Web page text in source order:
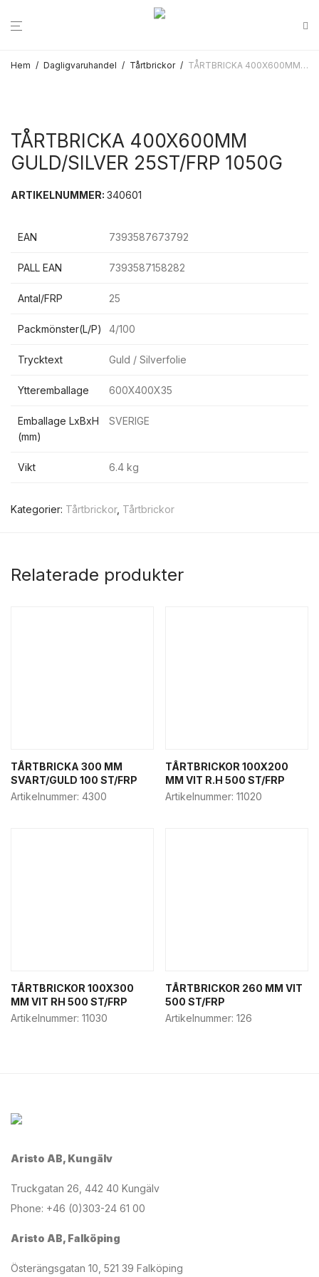
Hem / Dagligvaruhandel / Tårtbrickor / TÅRTBRICKA 400X600MM GULD/SILVER 25ST/FRP 1050G
TÅRTBRICKA 400X600MM
GULD/SILVER 25ST/FRP 1050G
ARTIKELNUMMER: 340601
EAN 7393587673792
PALL EAN 7393587158282
Antal/FRP 25
Packmönster(L/P) 4/100
Trycktext Guld / Silverfolie
Ytteremballage 600X400X35
Emballage LxBxH
(mm)
SVERIGE
Vikt 6.4 kg
Kategorier: Tårtbrickor, Tårtbrickor
Relaterade produkter
TÅRTBRICKA 300 MM
SVART/GULD 100 ST/FRP
Artikelnummer: 4300
TÅRTBRICKOR 100X200
MM VIT R.H 500 ST/FRP
Artikelnummer: 11020
TÅRTBRICKOR 100X300
MM VIT RH 500 ST/FRP
Artikelnummer: 11030
TÅRTBRICKOR 260 MM VIT
500 ST/FRP
Artikelnummer: 126
Aristo AB, Kungälv
Truckgatan 26, 442 40 Kungälv
Phone: +46 (0)303-24 61 00
Aristo AB, Falköping
Österängsgatan 10, 521 39 Falköping